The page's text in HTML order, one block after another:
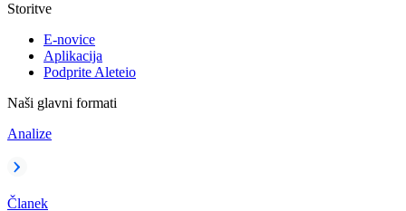
Storitve
E-novice
Aplikacija
Podprite Aleteio
Naši glavni formati
Analize
Članek